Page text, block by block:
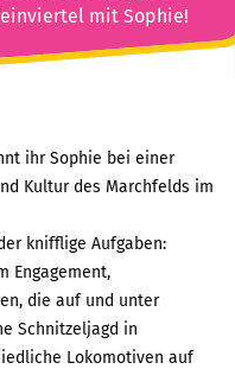
mit Sophie!
ihr Sophie bei einer
Kultur des Marchfelds im
knifflige Aufgaben:
Engagement,
die auf und unter
Schnitzeljagd in
Lokomotiven auf